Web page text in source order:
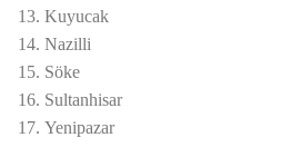
Kuyucak
Nazilli
Söke
Sultanhisar
Yenipazar